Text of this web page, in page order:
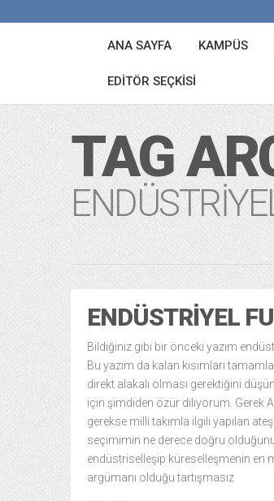
ANA SAYFA KAMPÜS
EDITÖR SEÇKISI
TAG
ENDÜSTRIYEL
Bildiğiniz gibi bir önceki yazım
Bu yazım da kalan kısımları
direkt alakalı olması gerektiğini
için şimdiden özür diliyorum. Gerek
gerekse milli takımla ilgili yapılan
seçimimin ne derece doğru
endüstriselleşip küreselleşmenin en
argümanı olduğu tartışmasız